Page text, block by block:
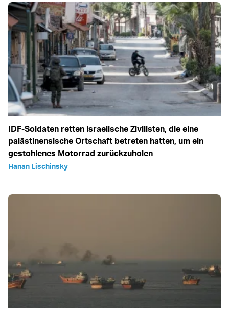
IDF-Soldaten retten israelische Zivilisten, die eine
palästinensische Ortschaft betreten hatten, um ein
gestohlenes Motorrad zurückzuholen
Hanan Lischinsky